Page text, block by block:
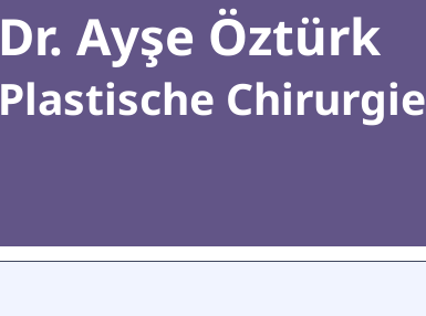
Dr. Ayşe Öztürk
Plastische Chirurgie